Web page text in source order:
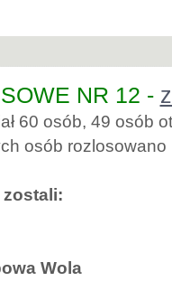
NR 12 -
60 osób, 49 osób
osób rozlosowano
zostali:
Wola